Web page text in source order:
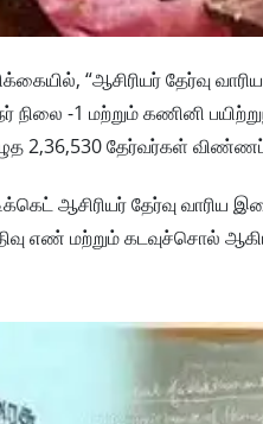
“ஆசிரியர் தேர்வு
-1 மற்றும் கணினி
2,36,530 தேர்வர்கள்
ஆசிரியர் தேர்வு
எண் மற்றும் கடவுச்சொல்